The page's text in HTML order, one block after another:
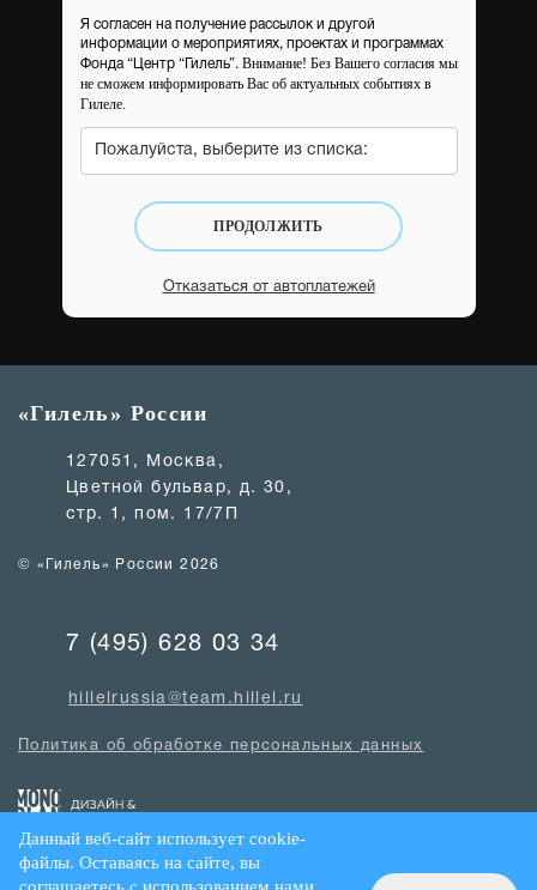
Я согласен на получение рассылок и другой
информации о мероприятиях, проектах и программах
Фонда “Центр “Гилель”. Внимание! Без Вашего согласия мы
не сможем информировать Вас об актуальных событиях в
Гилеле.
Пожалуйста, выберите из списка:
ПРОДОЛЖИТЬ
Отказаться от автоплатежей
«Гилель» России
127051, Москва,
Цветной бульвар, д. 30,
стр. 1, пом. 17/7П
© «Гилель» России 2026
7 (495) 628 03 34
hillelrussia@team.hillel.ru
Политика об обработке персональных данных
Данный веб-сайт использует cookie-
файлы. Оставаясь на сайте, вы